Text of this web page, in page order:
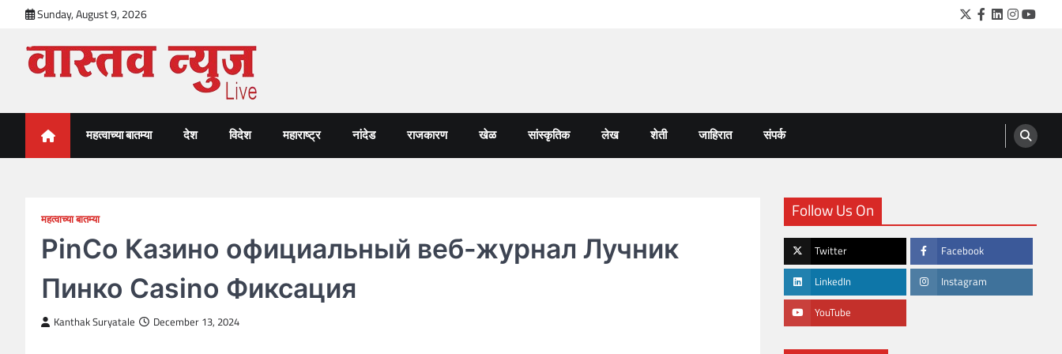
content
Sunday, August 9, 2026 Twitter
Facebook
LinkedIn
VastavNEWSLive.com
महत्वाच्या बातम्या देश विदेश महाराष्ट्र नांदेड राजकारण खेळ सांस्कृतिक लेख शेती जाहिरात संपर्क
महत्वाच्या बातम्या
PinCo Казино официальный веб-журнал Лучник
Пинко Casino Фиксация
Kanthak Suryatale December 13, 2024
Follow Us On
Twitter Facebook
LinkedIn Instagram
YouTube